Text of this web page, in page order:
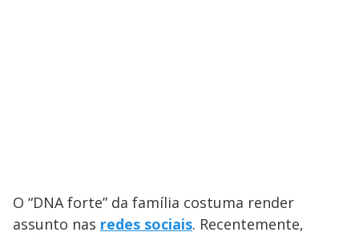
O “DNA forte” da família costuma render
assunto nas redes sociais. Recentemente,